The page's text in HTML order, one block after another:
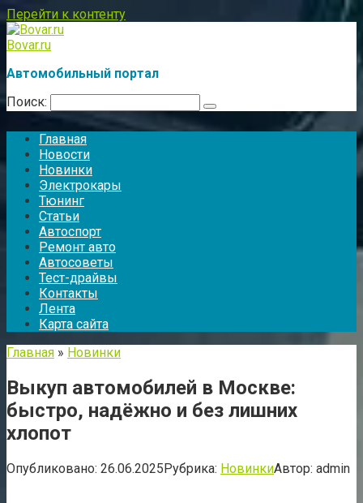
Перейти к контенту
Bovar.ru
Автомобильный портал
Поиск:
Главная
Новости
Новинки
Электрокары
Тюнинг
Статьи
Автоспорт
Ремонт авто
Автосоветы
Тест-драйвы
Контакты
Лента
Карта сайта
Главная » Новинки
Выкуп автомобилей в Москве:
быстро, надёжно и без лишних
хлопот
Опубликовано: 26.06.2025Рубрика: НовинкиАвтор: admin